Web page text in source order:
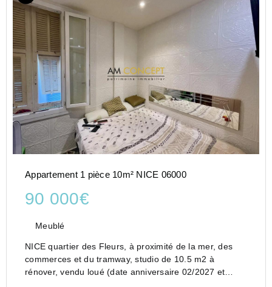
Appartement 1 pièce 10m² NICE 06000
90 000€
Meublé
NICE quartier des Fleurs, à proximité de la mer, des
commerces et du tramway, studio de 10.5 m2 à
rénover, vendu loué (date anniversaire 02/2027 et